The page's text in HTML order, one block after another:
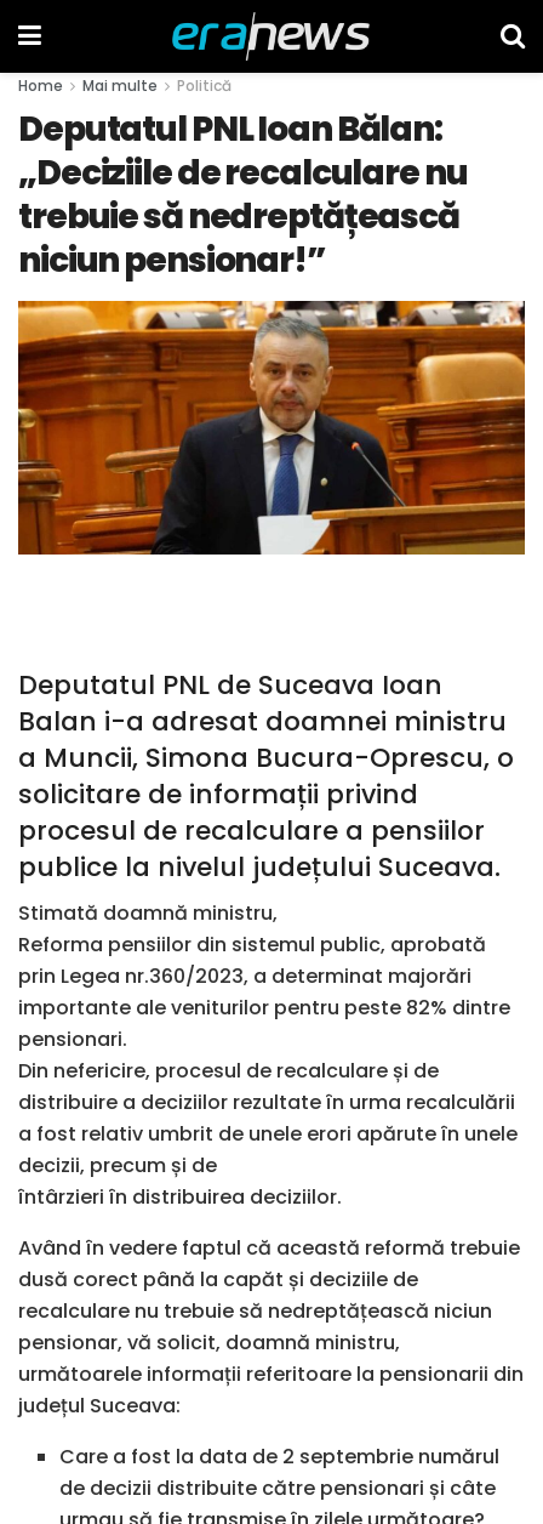
Home Mai multe Politică
Deputatul PNL Ioan Bălan:
„Deciziile de recalculare nu
trebuie să nedreptățească
niciun pensionar!”
Deputatul PNL de Suceava Ioan
Balan i-a adresat doamnei ministru
a Muncii, Simona Bucura-Oprescu, o
solicitare de informații privind
procesul de recalculare a pensiilor
publice la nivelul județului Suceava.
Stimată doamnă ministru,
Reforma pensiilor din sistemul public, aprobată
prin Legea nr.360/2023, a determinat majorări
importante ale veniturilor pentru peste 82% dintre
pensionari.
Din nefericire, procesul de recalculare și de
distribuire a deciziilor rezultate în urma recalculării
a fost relativ umbrit de unele erori apărute în unele
decizii, precum și de
întârzieri în distribuirea deciziilor.
Având în vedere faptul că această reformă trebuie
dusă corect până la capăt și deciziile de
recalculare nu trebuie să nedreptățească niciun
pensionar, vă solicit, doamnă ministru,
următoarele informații referitoare la pensionarii din
județul Suceava:
Care a fost la data de 2 septembrie numărul
de decizii distribuite către pensionari și câte